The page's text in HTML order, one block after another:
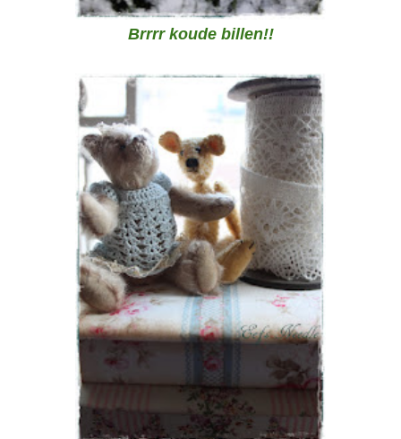
Brrrr koude billen!!